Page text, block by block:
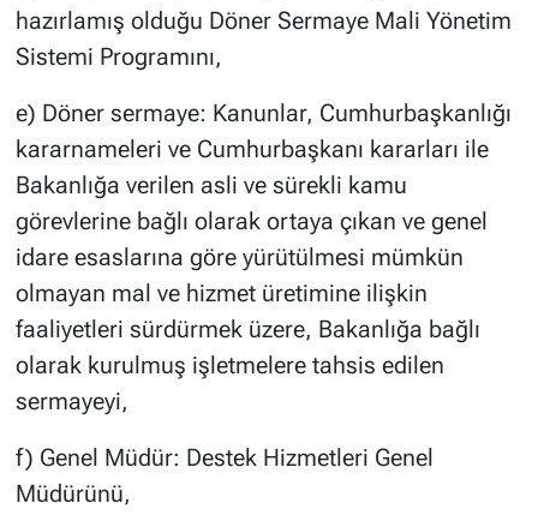
hazırlamış olduğu Döner Sermaye Mali Yönetim
Sistemi Programını,
e) Döner sermaye: Kanunlar, Cumhurbaşkanlığı
kararnameleri ve Cumhurbaşkanı kararları ile
Bakanlığa verilen asli ve sürekli kamu
görevlerine bağlı olarak ortaya çıkan ve genel
idare esaslarına göre yürütülmesi mümkün
olmayan mal ve hizmet üretimine ilişkin
faaliyetleri sürdürmek üzere, Bakanlığa bağlı
olarak kurulmuş işletmelere tahsis edilen
sermayeyi,
f) Genel Müdür: Destek Hizmetleri Genel
Müdürünü,